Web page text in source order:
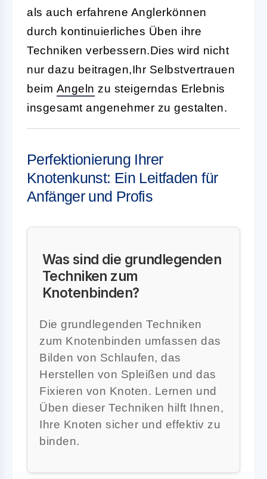
als auch erfahrene Anglerkönnen
durch kontinuierliches Üben ihre
Techniken verbessern.Dies wird nicht
nur dazu beitragen,Ihr Selbstvertrauen
beim Angeln zu steigerndas Erlebnis
insgesamt angenehmer zu gestalten.
Perfektionierung Ihrer
Knotenkunst: Ein Leitfaden für
Anfänger und Profis
Was sind die grundlegenden
Techniken zum
Knotenbinden?
Die grundlegenden Techniken
zum Knotenbinden umfassen das
Bilden von Schlaufen, das
Herstellen von Spleißen und das
Fixieren von Knoten. Lernen und
Üben dieser Techniken hilft Ihnen,
Ihre Knoten sicher und effektiv zu
binden.